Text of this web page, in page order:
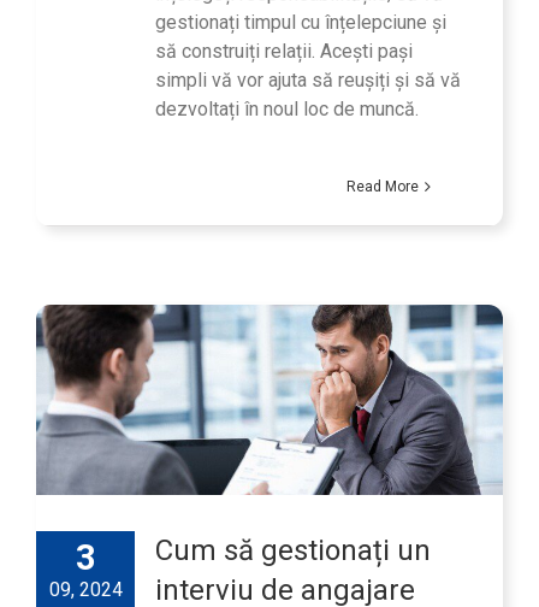
gestionați timpul cu înțelepciune și
să construiți relații. Acești pași
simpli vă vor ajuta să reușiți și să vă
dezvoltați în noul loc de muncă.
Read More
3
09, 2024
Cum să gestionați un
interviu de angajare